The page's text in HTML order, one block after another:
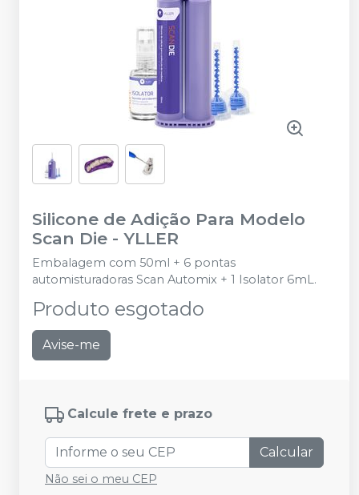
Silicone de Adição Para Modelo
Scan Die - YLLER
Embalagem com 50ml + 6 pontas
automisturadoras Scan Automix + 1 Isolator 6mL.
Produto esgotado
Avise-me
Calcule frete e prazo
Calcular
Não sei o meu CEP